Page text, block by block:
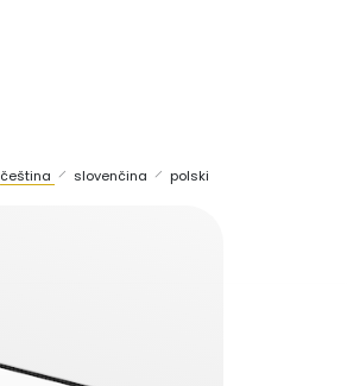
čeština slovenčina polski